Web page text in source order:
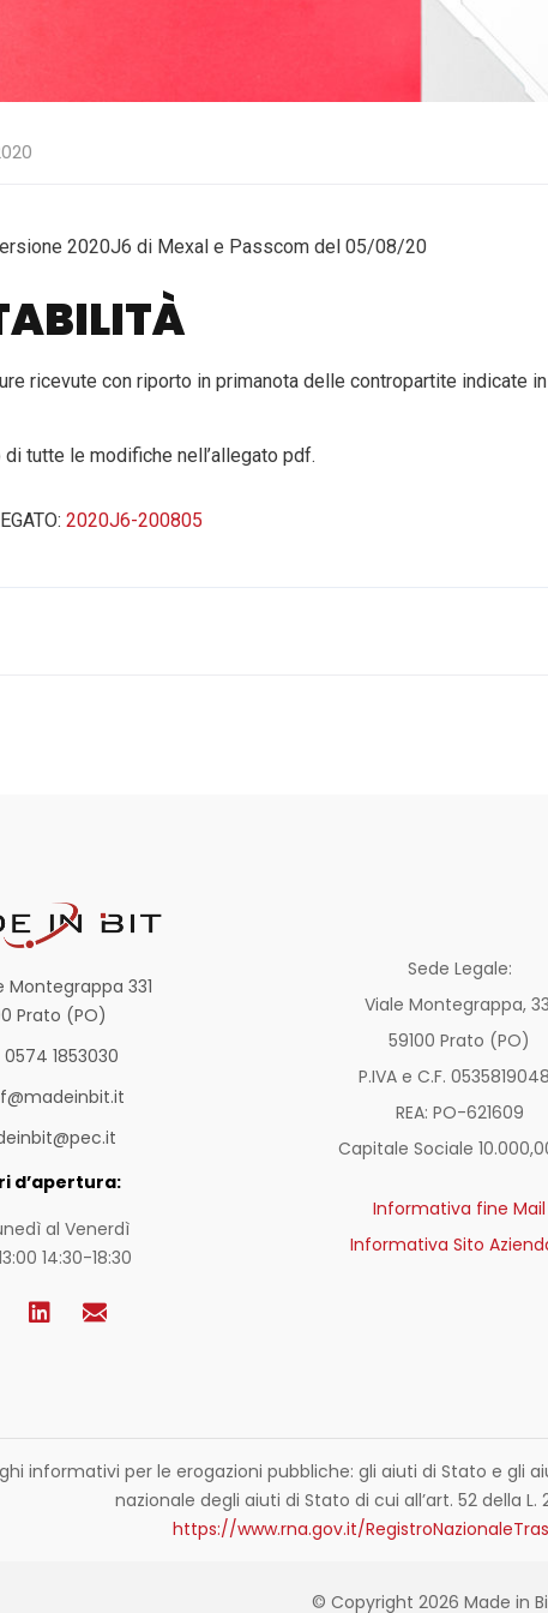
2020J6 di Mexal e Passcom del 05/08/20
ricevute con riporto in primanota delle contropartite indicate
tutte le modifiche nell’allegato pdf.
2020J6-200805
Montegrappa 331
Prato (PO)
0574 1853030
d’apertura:
al Venerdì
14:30-18:30
Sede Legale:
Viale Montegrappa,
59100 Prato (PO)
P.IVA e C.F.
REA: PO-621609
Capitale Sociale
Informativa fine Mail
Informativa Sito
informativi per le erogazioni pubbliche: gli aiuti di Stato e gli
nazionale degli aiuti di Stato di cui all’art. 52 della
https://www.rna.gov.it/
© Copyright 2026 Made in